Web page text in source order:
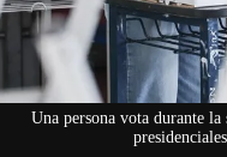
Una persona vota durante la